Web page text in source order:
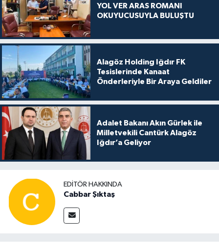
YOL VER ARAS ROMANI
OKUYUCUSUYLA BULUŞTU
Alagöz Holding Iğdır FK
Tesislerinde Kanaat
Önderleriyle Bir Araya Geldiler
Adalet Bakanı Akın Gürlek ile
Milletvekili Cantürk Alagöz
Iğdır’a Geliyor
EDITÖR HAKKINDA
Cabbar Şıktaş